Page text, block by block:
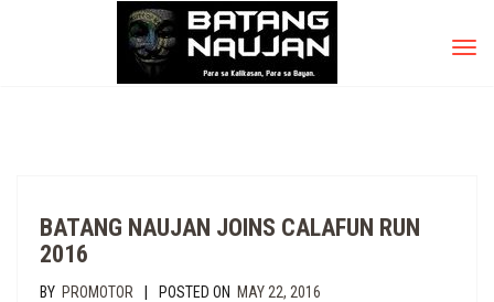
BATANG NAUJAN JOINS CALAFUN RUN
2016
BY PROMOTOR | POSTED ON MAY 22, 2016